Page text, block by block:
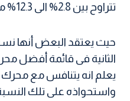
تتراوح بين 2.8% الى 12.3% من سوق محركات البحث.
حيث يعتقد البعض أنها
الثانية فى قائمة أفضل
يعلم انه يتنافس مع
واستحواذه على تلك